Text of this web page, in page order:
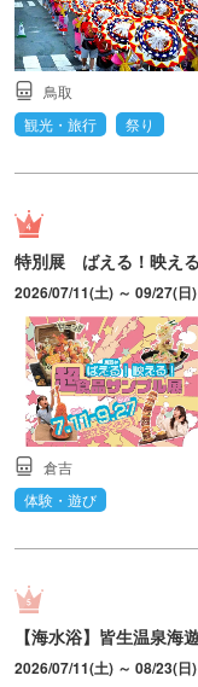
鳥取
観光・旅行
祭り
特別展 ばえる！映え
2026/07/11(土) ～ 09/27(日)
倉吉
体験・遊び
【海水浴】皆生温泉海
2026/07/11(土) ～ 08/23(日)